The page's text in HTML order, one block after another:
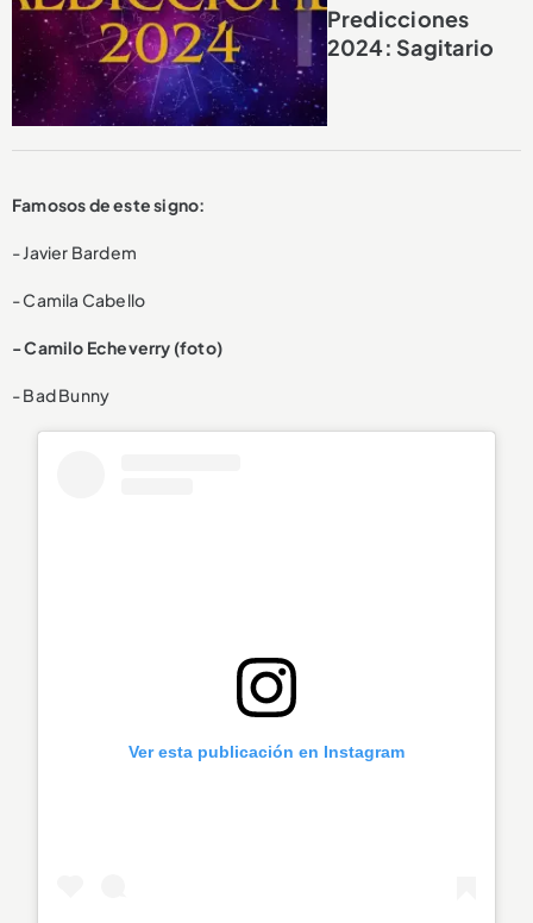
Predicciones
2024: Sagitario
Famosos de este signo:
- Javier Bardem
- Camila Cabello
- Camilo Echeverry (foto)
- Bad Bunny
Ver esta publicación en Instagram